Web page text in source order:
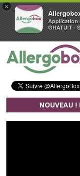
×
Application
GRATUIT -
Aller au contenu principal
NOUVEAU !